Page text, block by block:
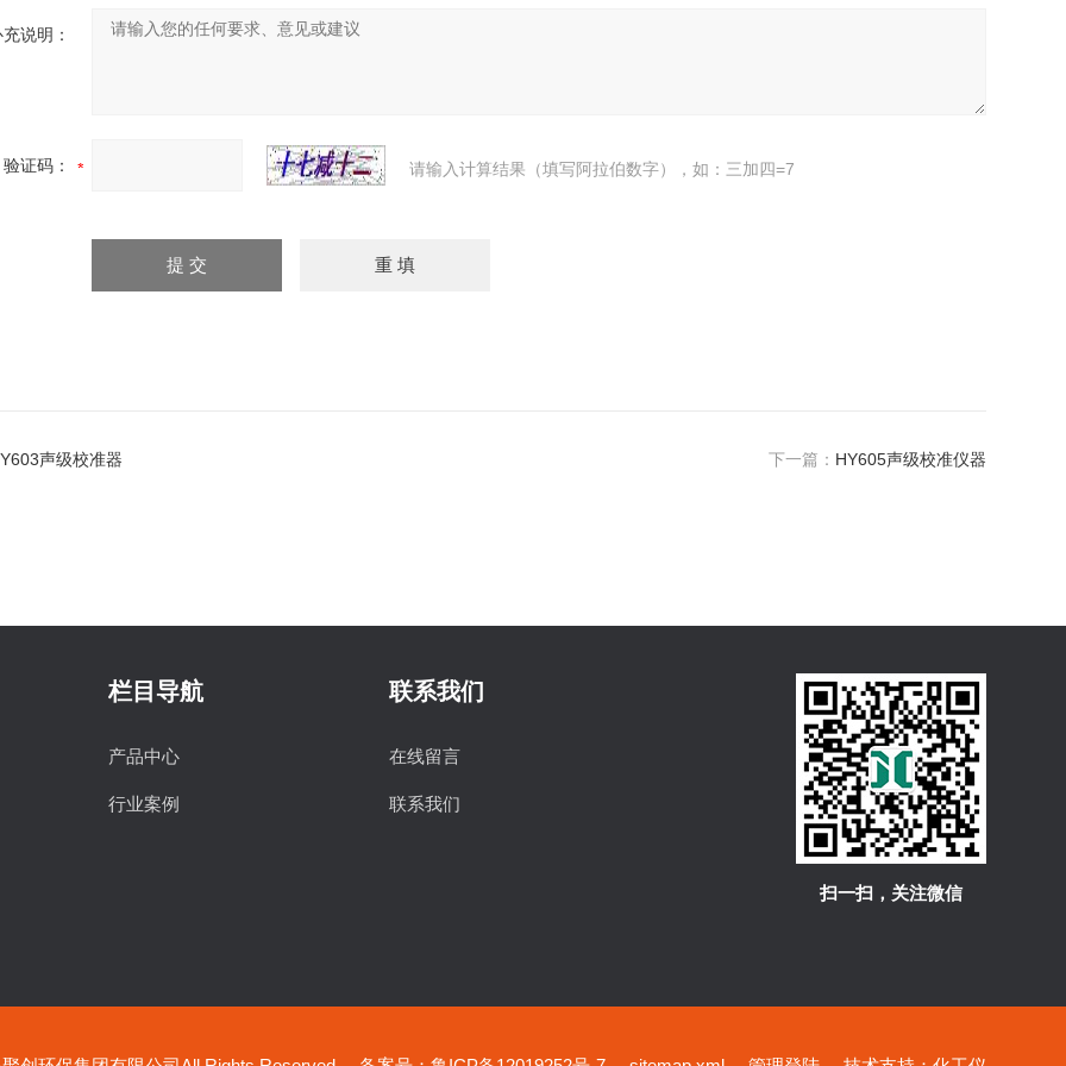
说明：
验证码： 请输入计算结果（填写阿拉伯数字），如：三加四=7
声级校准器 下一篇： HY605声级校准仪器
栏目导航
产品中心
行业案例
联系我们
在线留言
联系我们
扫一扫，关注微信